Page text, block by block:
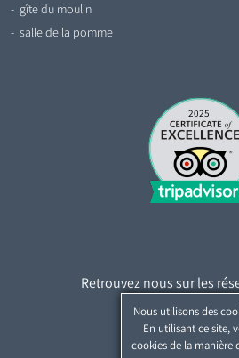
gîte du moulin
salle de la pomme
2025
Retrouvez nous sur les
Nous utilisons des
En utilisant ce site,
cookies de la manière